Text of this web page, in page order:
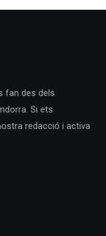
fan des dels
Si ets
redacció i activa